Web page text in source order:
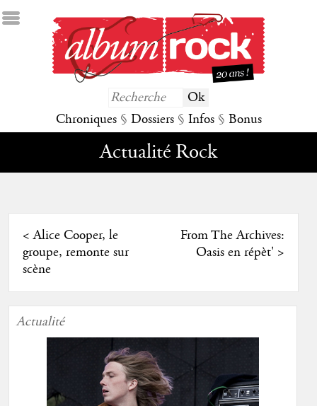
Chroniques § Dossiers § Infos § Bonus
Actualité Rock
<Alice Cooper, le
groupe, remonte sur
scène
From The Archives:
Oasis en répèt' >
Actualité